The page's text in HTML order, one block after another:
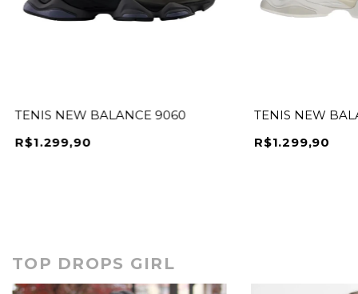
TENIS NEW BALANCE 9060
R$1.299,90
TENIS NEW
R$1.299,90
TOP DROPS GIRL